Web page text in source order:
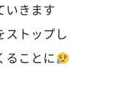
いきます
ストップし
ることに